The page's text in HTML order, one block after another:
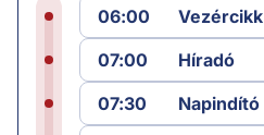
06:00
Vezércikk
07:00
Híradó
07:30
Napindító